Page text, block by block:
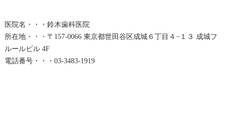
医院名・・・鈴木歯科医院
所在地・・・〒157-0066 東京都世田谷区成城６丁目４−１３ 成城フ
ルールビル 4F
電話番号・・・03-3483-1919